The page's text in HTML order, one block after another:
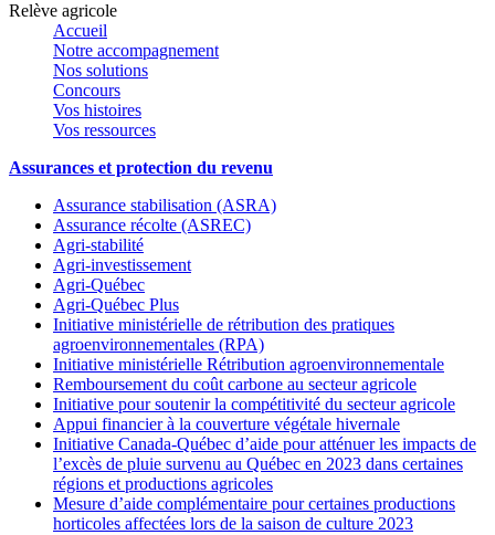
Relève agricole
Accueil
Notre accompagnement
Nos solutions
Concours
Vos histoires
Vos ressources
Assurances et protection du revenu
Assurance stabilisation (ASRA)
Assurance récolte (ASREC)
Agri-stabilité
Agri-investissement
Agri-Québec
Agri-Québec Plus
Initiative ministérielle de rétribution des pratiques
agroenvironnementales (RPA)
Initiative ministérielle Rétribution agroenvironnementale
Remboursement du coût carbone au secteur agricole
Initiative pour soutenir la compétitivité du secteur agricole
Appui financier à la couverture végétale hivernale
Initiative Canada-Québec d’aide pour atténuer les impacts de
l’excès de pluie survenu au Québec en 2023 dans certaines
régions et productions agricoles
Mesure d’aide complémentaire pour certaines productions
horticoles affectées lors de la saison de culture 2023